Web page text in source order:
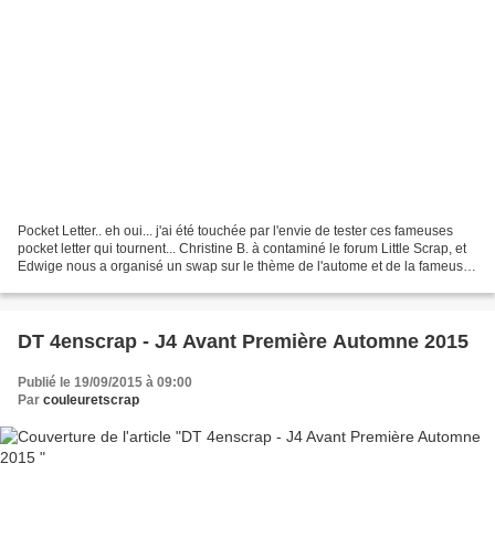
Pocket Letter.. eh oui... j'ai été touchée par l'envie de tester ces fameuses
pocket letter qui tournent... Christine B. à contaminé le forum Little Scrap, et
Edwige nous a organisé un swap sur le thème de l'autome et de la fameuse
DT 4enscrap - J4 Avant Première Automne 2015
Publié le 19/09/2015 à 09:00
Par couleuretscrap